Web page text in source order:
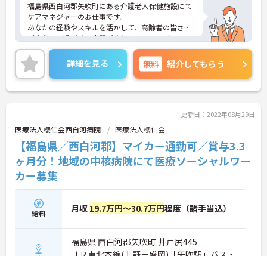
福島県西白河郡矢吹町にある介護老人保健施設にて
ケアマネジャーのお仕事です。
あなたの経験やスキルを活かして、高齢者の皆さま
が安心して過ごせる空間づくりにチャレンジしてみ
ませんか？
ご興味ある方には、面接対策ポイントなど、さらに
詳細をお話しいたしますのでお気軽にご相談くださ
い。
詳細を見る 無料 紹介してもらう
更新日：2022年08月29日
医療法人櫻仁会西白河病院 医療法人櫻仁会
【福島県／西白河郡】マイカー通勤可／賞与3.3
ヶ月分！地域の中核病院にて医療ソーシャルワー
カー募集
給料 月収 19.7万円～30.7万円程度（諸手当込）
福島県 西白河郡矢吹町 井戸尻445